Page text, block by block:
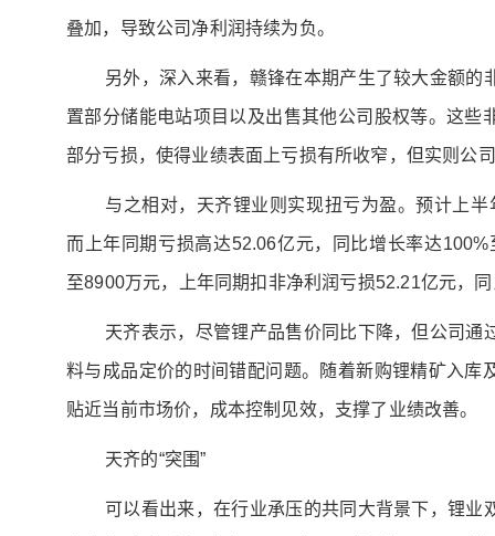
叠加，导致公司净利润持续为负。
另外，深入来看，赣锋在本期产生了较大金额的
置部分储能电站项目以及出售其他公司股权等。这些
部分亏损，使得业绩表面上亏损有所收窄，但实则公
与之相对，天齐锂业则实现扭亏为盈。预计上
而上年同期亏损高达52.06亿元，同比增长率达
至8900万元，上年同期扣非净利润亏损52.21亿元，
天齐表示，尽管锂产品售价同比下降，但公司通
料与成品定价的时间错配问题。随着新购锂精矿入库
贴近当前市场价，成本控制见效，支撑了业绩改善。
天齐的“突围”
可以看出来，在行业承压的共同大背景下，锂业